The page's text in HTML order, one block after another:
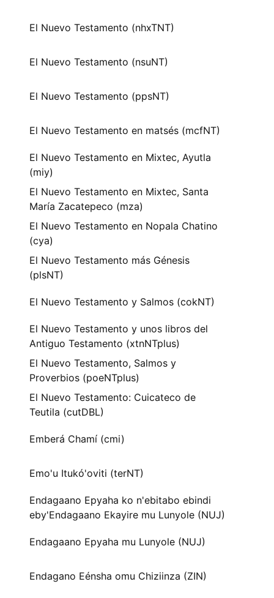
El Nuevo Testamento (nhxTNT)
El Nuevo Testamento (nsuNT)
El Nuevo Testamento (ppsNT)
El Nuevo Testamento en matsés (mcfNT)
El Nuevo Testamento en Mixtec, Ayutla
(miy)
El Nuevo Testamento en Mixtec, Santa
María Zacatepeco (mza)
El Nuevo Testamento en Nopala Chatino
(cya)
El Nuevo Testamento más Génesis
(plsNT)
El Nuevo Testamento y Salmos (cokNT)
El Nuevo Testamento y unos libros del
Antiguo Testamento (xtnNTplus)
El Nuevo Testamento, Salmos y
Proverbios (poeNTplus)
El Nuevo Testamento: Cuicateco de
Teutila (cutDBL)
Emberá Chamí (cmi)
Emo'u Itukó'oviti (terNT)
Endagaano Epyaha ko n'ebitabo ebindi
eby'Endagaano Ekayire mu Lunyole (NUJ)
Endagaano Epyaha mu Lunyole (NUJ)
Endagano Eénsha omu Chiziinza (ZIN)